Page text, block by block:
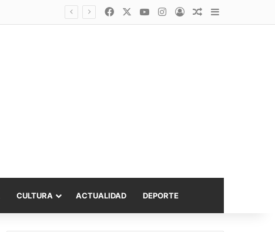
FacebookYouTubeInstagram
AccesoPublicación al
Barra lateral
CULTURA ACTUALIDAD DEPORTE